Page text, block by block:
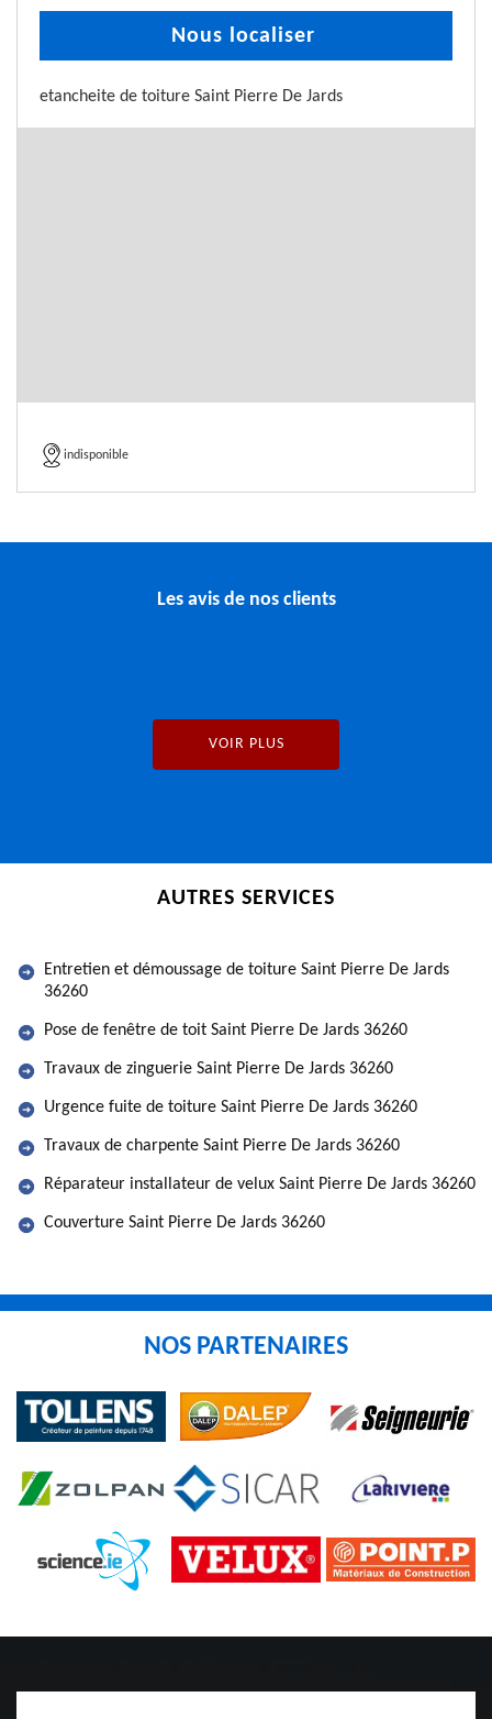
Nous localiser
etancheite de toiture Saint Pierre De Jards
indisponible
Les avis de nos clients
VOIR PLUS
AUTRES SERVICES
Entretien et démoussage de toiture Saint Pierre De Jards
36260
Pose de fenêtre de toit Saint Pierre De Jards 36260
Travaux de zinguerie Saint Pierre De Jards 36260
Urgence fuite de toiture Saint Pierre De Jards 36260
Travaux de charpente Saint Pierre De Jards 36260
Réparateur installateur de velux Saint Pierre De Jards 36260
Couverture Saint Pierre De Jards 36260
NOS PARTENAIRES